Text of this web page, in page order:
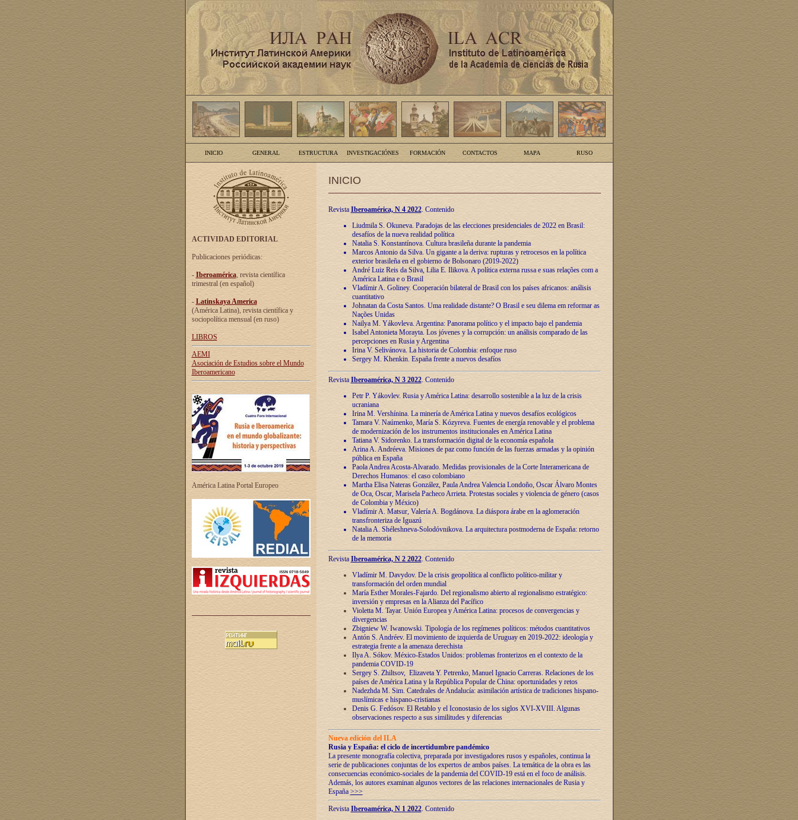
INICIO GENERAL ESTRUCTURA INVESTIGACIÓNES FORMACIÓN CONTACTOS MAPA RUSO
ACTIVIDAD EDITORIAL
Publicaciones periódicas:
- Iberoamérica, revista científica
trimestral (en español)
- Latinskaya America
(América Latina), revista científica y
sociopolítica mensual (en ruso)
LIBROS
AEMI
Asociación de Estudios sobre el Mundo
Iberoamericano
América Latina Portal Europeo
INICIO
Revista Iberoamérica, N 4 2022. Contenido
Liudmila S. Okuneva. Paradojas de las elecciones presidenciales de 2022 en Brasil:
desafíos de la nueva realidad política
Natalia S. Konstantínova. Cultura brasileña durante la pandemia
Marcos Antonio da Silva. Un gigante a la deriva: rupturas y retrocesos en la política
exterior brasileña en el gobierno de Bolsonaro (2019-2022)
André Luiz Reis da Silva, Lilia E. Ilikova. A política externa russa e suas relações com a
América Latina e o Brasil
Vladímir A. Goliney. Cooperación bilateral de Brasil con los países africanos: análisis
cuantitativo
Johnatan da Costa Santos. Uma realidade distante? O Brasil e seu dilema em reformar as
Nações Unidas
Nailya M. Yákovleva. Argentina: Panorama político y el impacto bajo el pandemia
Isabel Antonieta Morayta. Los jóvenes y la corrupción: un análisis comparado de las
percepciones en Rusia y Argentina
Irina V. Selivánova. La historia de Colombia: enfoque ruso
Sergey M. Khenkin. España frente a nuevos desafíos
Revista Iberoamérica, N 3 2022. Contenido
Petr P. Yákovlev. Rusia y América Latina: desarrollo sostenible a la luz de la crisis
ucraniana
Irina M. Vershínina. La minería de América Latina y nuevos desafíos ecológicos
Tamara V. Naúmenko, María S. Kózyreva. Fuentes de energía renovable y el problema
de modernización de los instrumentos institucionales en América Latina
Tatiana V. Sidorenko. La transformación digital de la economía española
Arina A. Andréeva. Misiones de paz como función de las fuerzas armadas y la opinión
pública en España
Paola Andrea Acosta-Alvarado. Medidas provisionales de la Corte Interamericana de
Derechos Humanos: el caso colombiano
Martha Elisa Nateras González, Paula Andrea Valencia Londoño, Oscar Álvaro Montes
de Oca, Oscar, Marisela Pacheco Arrieta. Protestas sociales y violencia de género (casos
de Colombia y México)
Vladímir A. Matsur, Valería A. Bogdánova. La diáspora árabe en la aglomeración
transfronteriza de Iguazú
Natalia A. Shéleshneva-Solodóvnikova. La arquitectura postmoderna de España: retorno
de la memoria
Revista Iberoamérica, N 2 2022. Contenido
Vladímir M. Davydov. De la crisis geopolítica al conflicto político-militar y
transformación del orden mundial
María Esther Morales-Fajardo. Del regionalismo abierto al regionalismo estratégico:
inversión y empresas en la Alianza del Pacífico
Violetta M. Tayar. Unión Europea y América Latina: procesos de convergencias y
divergencias
Zbigniew W. Iwanowski. Tipología de los regímenes políticos: métodos cuantitativos
Antón S. Andréev. El movimiento de izquierda de Uruguay en 2019-2022: ideología y
estrategia frente a la amenaza derechista
Ilya A. Sókov. México-Estados Unidos: problemas fronterizos en el contexto de la
pandemia COVID-19
Sergey S. Zhiltsov, Elizaveta Y. Petrenko, Manuel Ignacio Carreras. Relaciones de los
países de América Latina y la República Popular de China: oportunidades y retos
Nadezhda M. Sim. Catedrales de Andalucía: asimilación artística de tradiciones hispano-
muslímicas e hispano-cristianas
Denis G. Fedósov. El Retablo y el Iconostasio de los siglos XVI-XVIII. Algunas
observaciones respecto a sus similitudes y diferencias
Nueva edición del ILA
Rusia y España: el ciclo de incertidumbre pandémico
La presente monografía colectiva, preparada por investigadores rusos y españoles, continua la
serie de publicaciones conjuntas de los expertos de ambos países. La temática de la obra es las
consecuencias económico-sociales de la pandemia del COVID-19 está en el foco de análisis.
Además, los autores examinan algunos vectores de las relaciones internacionales de Rusia y
España >>>
Revista Iberoamérica, N 1 2022. Contenido